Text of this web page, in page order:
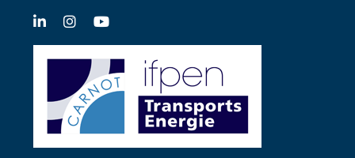
LinkedInInstagramYouTube